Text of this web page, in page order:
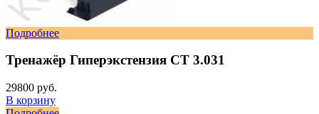
Подробнее
Тренажёр Гиперэкстензия СТ 3.031
29800 руб.
В корзину